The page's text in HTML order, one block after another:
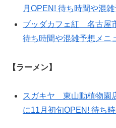
月OPEN! 待ち時間や混
ブッダカフェ紅 名古屋
待ち時間や混雑予想メニ
【ラーメン】
スガキヤ 東山動植物園
に11月初旬OPEN! 待ち